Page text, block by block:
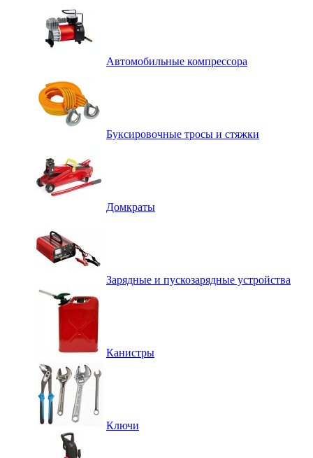
Автомобильные компрессора
Буксировочные тросы и стяжки
Домкраты
Зарядные и пускозарядные устройства
Канистры
Ключи